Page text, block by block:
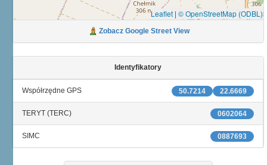
Leaflet | © OpenStreetMap (ODBL)
Zobacz Google Street View
Identyfikatory
22.6669
50.7214
Współrzędne GPS
0602064
TERYT (TERC)
0887693
SIMC